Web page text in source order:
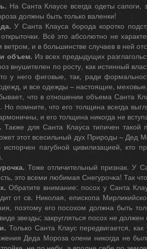
На Санта Клаусе всегда одеты сапоги,
должны быть только валенки!
У Санта Клауса борода коротко
открыточки. Всё это абсолютно не
и в большинстве случаев в ней
объем. Из всех предыдущих
внушителен по росту, как истинный
у него фиговые, так, ради
и все одежды – настоящие,
что в отношении объема Санта
Но помните, что его толщина всегда
и его толщина никогда не
Также для Санта Клауса типичен такой
этот всесильный дух Природы – Дед
испорчен пагубной цивилизацией,
Тоже отличительный признак. У
это всеми любимая Снегурочка! Так
Обратите внимание: посох у Санта
от св. Николая, епископа
поэтому его посохом должна быть
звезды; закругляться посох не
Только Санта Клаус передвигается,
Деда Мороза олени никогда не